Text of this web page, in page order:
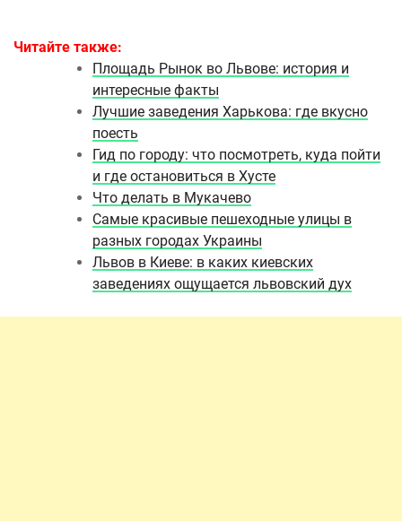
Читайте также:
Площадь Рынок во Львове: история и
интересные факты
Лучшие заведения Харькова: где вкусно
поесть
Гид по городу: что посмотреть, куда пойти
и где остановиться в Хусте
Что делать в Мукачево
Самые красивые пешеходные улицы в
разных городах Украины
Львов в Киеве: в каких киевских
заведениях ощущается львовский дух